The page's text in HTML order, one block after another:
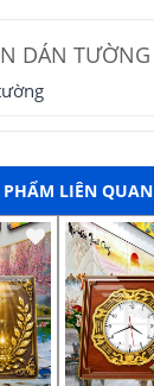
DÁN TƯỜNG
PHẨM LIÊN QUAN